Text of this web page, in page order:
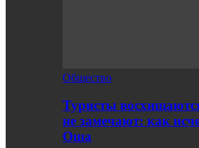
Общество
Туристы
не замечают: как
Оша